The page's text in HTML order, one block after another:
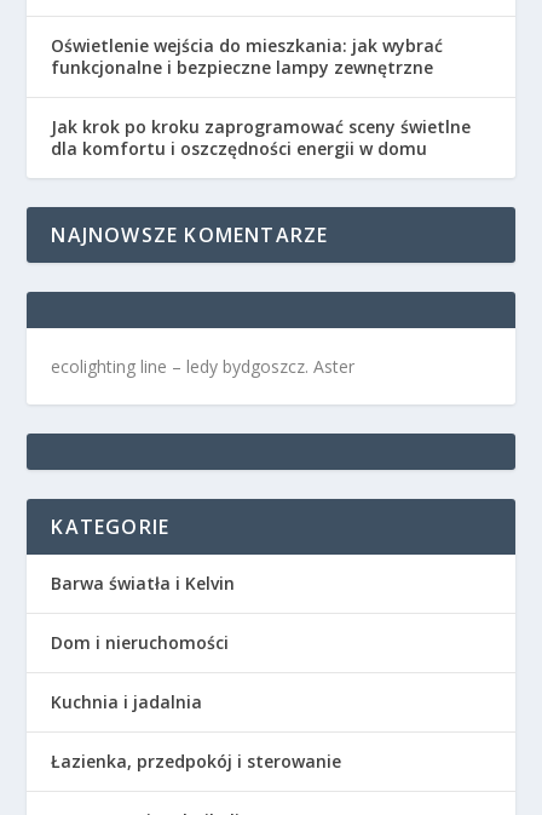
Oświetlenie wejścia do mieszkania: jak wybrać
funkcjonalne i bezpieczne lampy zewnętrzne
Jak krok po kroku zaprogramować sceny świetlne
dla komfortu i oszczędności energii w domu
NAJNOWSZE KOMENTARZE
ecolighting line – ledy bydgoszcz. Aster
KATEGORIE
Barwa światła i Kelvin
Dom i nieruchomości
Kuchnia i jadalnia
Łazienka, przedpokój i sterowanie